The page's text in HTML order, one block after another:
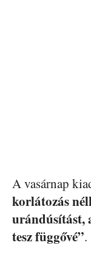
A vasárnap
korlátozás
urándúsítást,
tesz függővé”.